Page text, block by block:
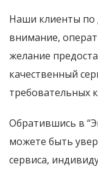
Наши клиенты по
внимание,
желание
качественный
требовательных
Обратившись в
можете быть
сервиса,